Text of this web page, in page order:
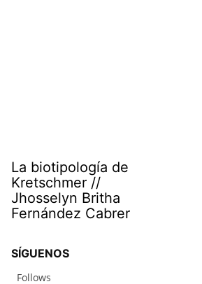
La biotipología de
Kretschmer //
Jhosselyn Britha
Fernández Cabrer
SÍGUENOS
Follows